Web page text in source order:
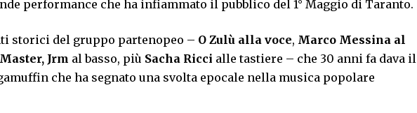
performance che ha infiammato il pubblico del 1° Maggio di Taranto.
storici del gruppo partenopeo – O Zulù alla voce, Marco Messina al
Jrm al basso, più Sacha Ricci alle tastiere – che 30 anni fa dava il
che ha segnato una svolta epocale nella musica popolare